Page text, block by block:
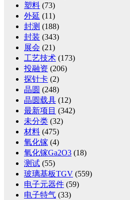
塑料 (73)
外延 (11)
封测 (188)
封装 (343)
展会 (21)
工艺技术 (173)
投融资 (206)
探针卡 (2)
晶圆 (248)
晶圆载具 (12)
最新项目 (342)
未分类 (32)
材料 (475)
氧化镓 (4)
氧化镓Ga2O3 (18)
测试 (55)
玻璃基板TGV (559)
电子元器件 (59)
电子特气 (33)